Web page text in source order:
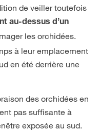
de veiller toutefois
au-dessus d’un
les orchidées.
à leur emplacement
en été derrière une
des orchidées en
pas suffisante à
exposée au sud.